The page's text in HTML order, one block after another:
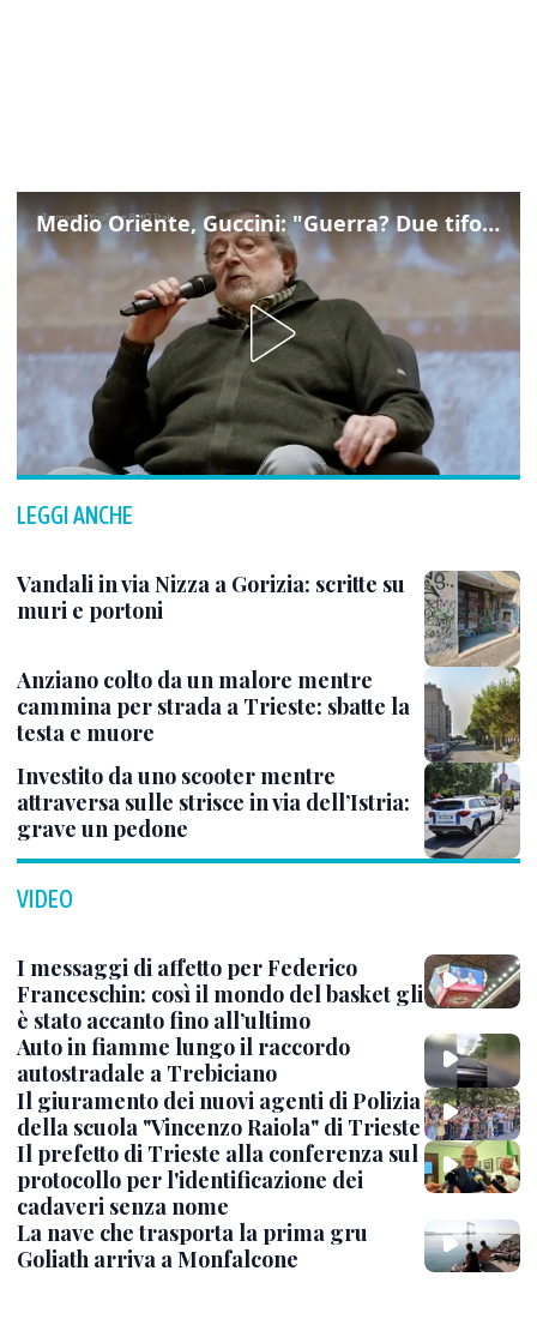
Medio Oriente, Guccini: "Guerra? Due tifoserie che si urlano contro e dimenticano vittime"
LEGGI ANCHE
Vandali in via Nizza a Gorizia: scritte su
muri e portoni
Anziano colto da un malore mentre
cammina per strada a Trieste: sbatte la
testa e muore
Investito da uno scooter mentre
attraversa sulle strisce in via dell’Istria:
grave un pedone
VIDEO
I messaggi di affetto per Federico
Franceschin: così il mondo del basket gli
è stato accanto fino all’ultimo
Auto in fiamme lungo il raccordo
autostradale a Trebiciano
Il giuramento dei nuovi agenti di Polizia
della scuola "Vincenzo Raiola" di Trieste
Il prefetto di Trieste alla conferenza sul
protocollo per l'identificazione dei
cadaveri senza nome
La nave che trasporta la prima gru
Goliath arriva a Monfalcone